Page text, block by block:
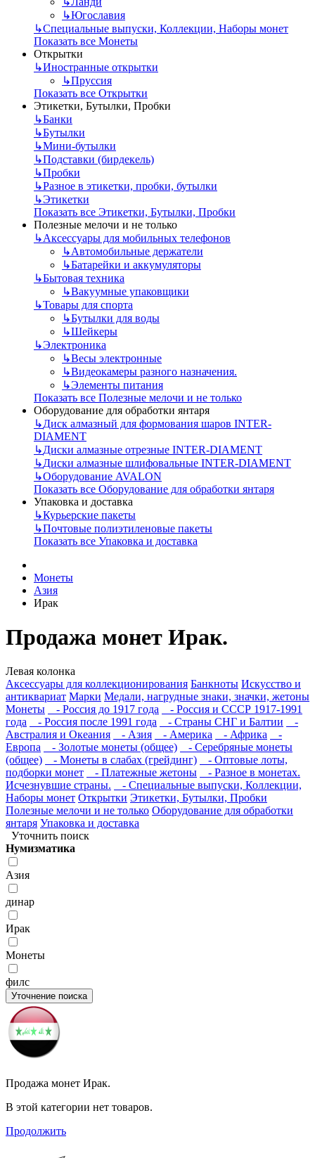
↳Югославия
↳Специальные выпуски, Коллекции, Наборы монет
Показать все Монеты
Открытки
↳Иностранные открытки
↳Пруссия
Показать все Открытки
Этикетки, Бутылки, Пробки
↳Банки
↳Бутылки
↳Мини-бутылки
↳Подставки (бирдекель)
↳Пробки
↳Разное в этикетки, пробки, бутылки
↳Этикетки
Показать все Этикетки, Бутылки, Пробки
Полезные мелочи и не только
↳Аксессуары для мобильных телефонов
↳Автомобильные держатели
↳Батарейки и аккумуляторы
↳Бытовая техника
↳Вакуумные упаковщики
↳Товары для спорта
↳Бутылки для воды
↳Шейкеры
↳Электроника
↳Весы электронные
↳Видеокамеры разного назначения.
↳Элементы питания
Показать все Полезные мелочи и не только
Оборудование для обработки янтаря
↳Диск алмазный для формования шаров INTER-
DIAMENT
↳Диски алмазные отрезные INTER-DIAMENT
↳Диски алмазные шлифовальные INTER-DIAMENT
↳Оборудование AVALON
Показать все Оборудование для обработки янтаря
Упаковка и доставка
↳Курьерские пакеты
↳Почтовые полиэтиленовые пакеты
Показать все Упаковка и доставка
Монеты
Азия
Ирак
Продажа монет Ирак.
Левая колонка
Аксессуары для коллекционирования Банкноты Искусство и
антиквариат Марки Медали, нагрудные знаки, значки, жетоны
Монеты
- Россия до 1917 года
- Россия и СССР 1917-1991
года
- Россия после 1991 года - Страны СНГ и Балтии
-
Австралия и Океания
- Азия - Америка - Африка
-
Европа
- Золотые монеты (общее)
- Серебряные монеты
(общее)
- Монеты в слабах (грейдинг)
- Оптовые лоты,
подборки монет
- Платежные жетоны
- Разное в монетах.
Исчезнувшие страны.
- Специальные выпуски, Коллекции,
Наборы монет Открытки Этикетки, Бутылки, Пробки
Полезные мелочи и не только Оборудование для обработки
янтаря Упаковка и доставка
Уточнить поиск
Нумизматика
Азия
динар
Ирак
Монеты
филс
Уточнение поиска
Продажа монет Ирак.
В этой категории нет товаров.
Продолжить